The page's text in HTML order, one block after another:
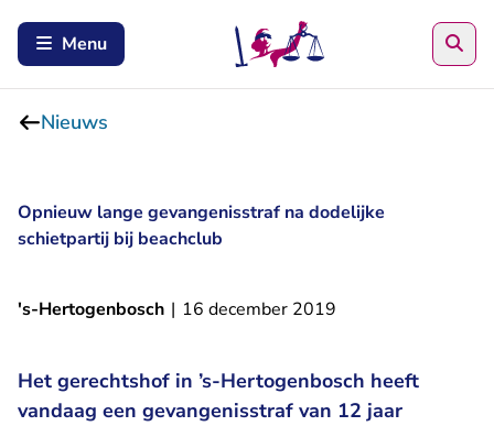
Menu
Nieuws
Opnieuw lange gevangenisstraf na dodelijke
schietpartij bij beachclub
's-Hertogenbosch | 16 december 2019
Het gerechtshof in ’s-Hertogenbosch heeft
vandaag een gevangenisstraf van 12 jaar